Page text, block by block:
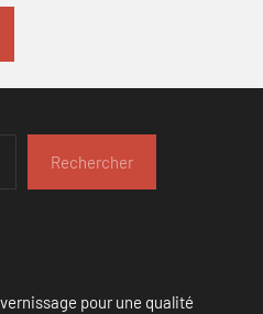
Rechercher
pour une qualité